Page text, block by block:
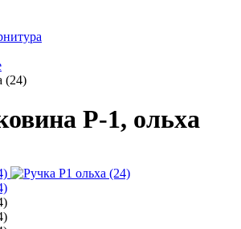
(24)
Р-1, ольха